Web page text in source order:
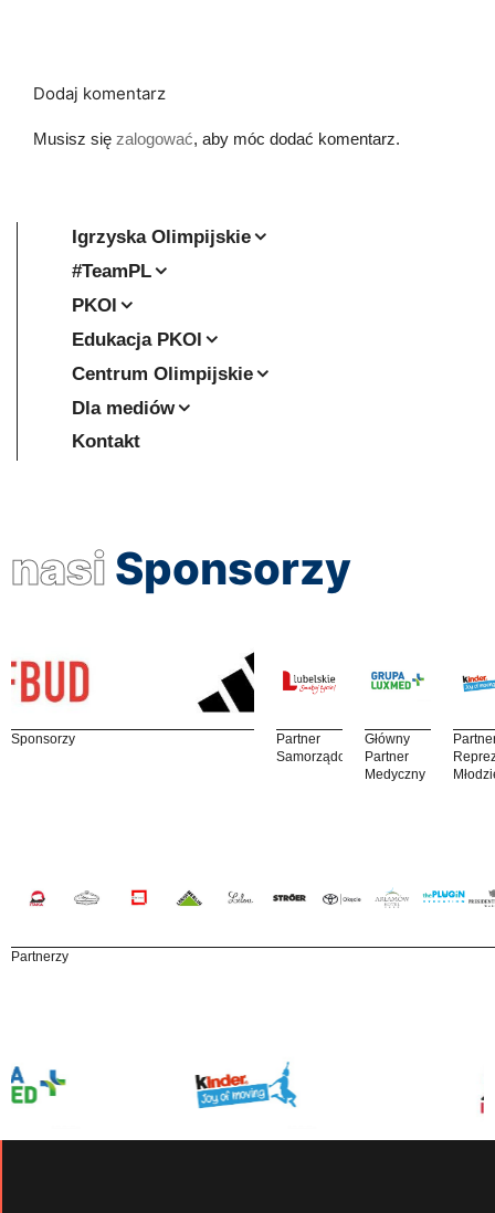
Dodaj komentarz
Musisz się zalogować, aby móc dodać komentarz.
Igrzyska Olimpijskie
#TeamPL
PKOl
Edukacja PKOl
Centrum Olimpijskie
Dla mediów
Kontakt
nasi Sponsorzy
Sponsorzy
Partner
Samorządowy
Główny
Partner
Medyczny
Partnerzy